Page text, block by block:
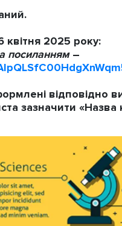
квітня 2025 року:
посиланням–
відповідно
зазначити